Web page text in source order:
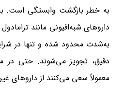
به خطر بازگشت وابستگی است.
داروهای شبه‌افیونی مانند
به‌شدت محدود شده و تنها در
دقیق، تجویز می‌شوند. حتی در
معمولاً سعی می‌کنند از داروهای